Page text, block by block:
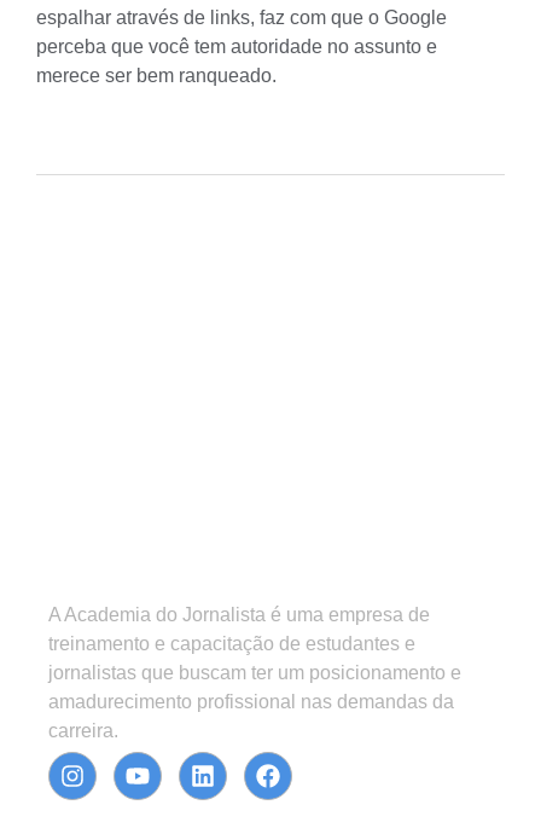
espalhar através de links, faz com que o Google
perceba que você tem autoridade no assunto e
merece ser bem ranqueado.
A Academia do Jornalista é uma empresa de
treinamento e capacitação de estudantes e
jornalistas que buscam ter um posicionamento e
amadurecimento profissional nas demandas da
carreira.